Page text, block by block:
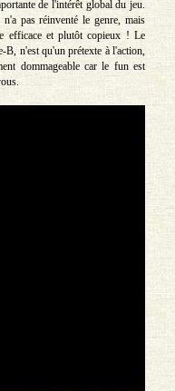
de l'intérêt global du jeu.
pas réinventé le genre, mais
efficace et plutôt copieux ! Le
B, n'est qu'un prétexte à l'action,
dommageable car le fun est